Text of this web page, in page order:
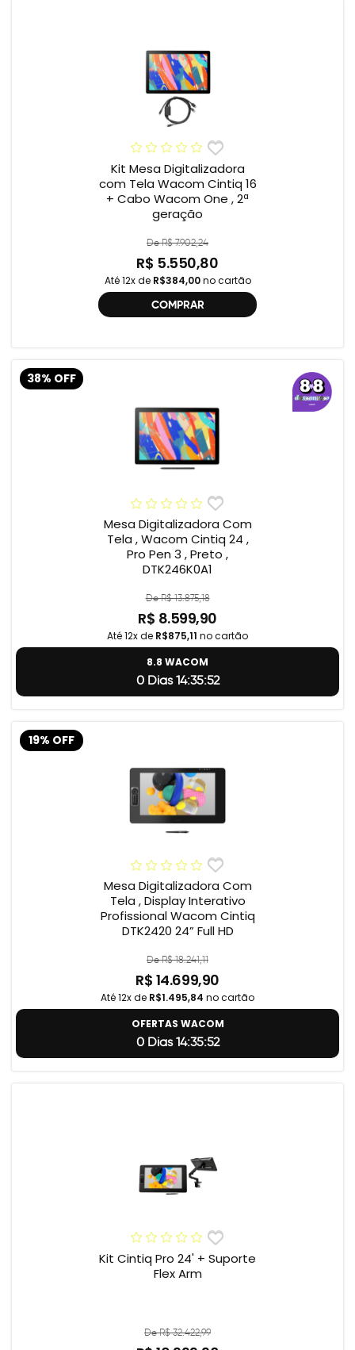
Kit Mesa Digitalizadora
com Tela Wacom Cintiq 16
+ Cabo Wacom One , 2ª
geração
De R$ 7.902,24
R$ 5.550,80
Até 12x de R$384,00no cartão
COMPRAR
38% OFF
Mesa Digitalizadora Com
Tela , Wacom Cintiq 24 ,
Pro Pen 3 , Preto ,
DTK246K0A1
De R$ 13.875,18
R$ 8.599,90
Até 12x de R$875,11 no cartão
8.8 WACOM
0 Dias 14:35:51
19% OFF
Mesa Digitalizadora Com
Tela , Display Interativo
Profissional Wacom Cintiq
DTK2420 24” Full HD
De R$ 18.241,11
R$ 14.699,90
Até 12x de R$1.495,84 no cartão
OFERTAS WACOM
0 Dias 14:35:51
Kit Cintiq Pro 24' + Suporte
Flex Arm
De R$ 32.422,99